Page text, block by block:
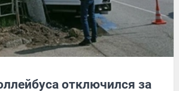
отключился за